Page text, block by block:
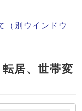
（別ウインドウ
居、世帯変